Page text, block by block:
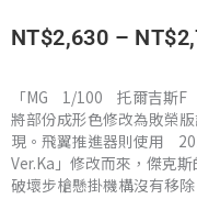
NT$2,630 – NT$
「MG 1/100 托爾吉斯F
將部份成形色修改為敗榮
現。飛翼推進器則使用
Ver.Ka」修改而來，傑克
破壞步槍懸掛機構沒有移除